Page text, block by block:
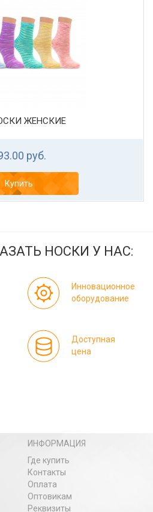
ЖЕНСКИЕ
руб.
Купить
НОСКИ У НАС:
Инновационное
оборудование
Доступная
цена
ИНФОРМАЦИЯ
Где купить
Контакты
Оплата
Оптовикам
Реквизиты